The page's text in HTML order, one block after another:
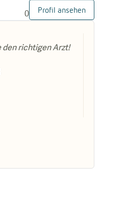
0 Profil ansehen
den richtigen Arzt!